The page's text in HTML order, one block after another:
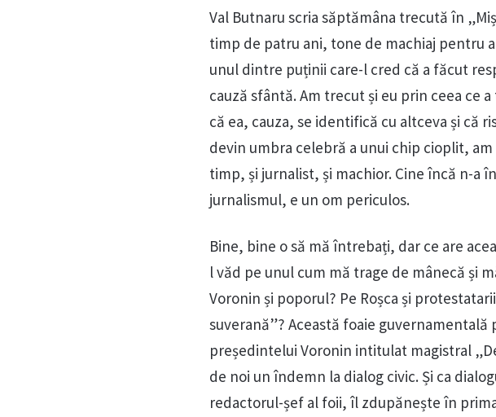
Val Butnaru scria săptămâna trecută în
timp de patru ani, tone de machiaj pentru
unul dintre puținii care-l cred că a făcut
cauză sfântă. Am trecut și eu prin ceea ce
că ea, cauza, se identifică cu altceva și că
devin umbra celebră a unui chip cioplit,
timp, și jurnalist, și machior. Cine încă n-a
jurnalismul, e un om periculos.
Bine, bine o să mă întrebați, dar ce are
l văd pe unul cum mă trage de mânecă și
Voronin și poporul? Pe Roșca și
suverană”? Această foaie
președintelui Voronin intitulat magistral
de noi un îndemn la dialog civic. Și ca
redactorul-șef al foii, îl zdupănește în